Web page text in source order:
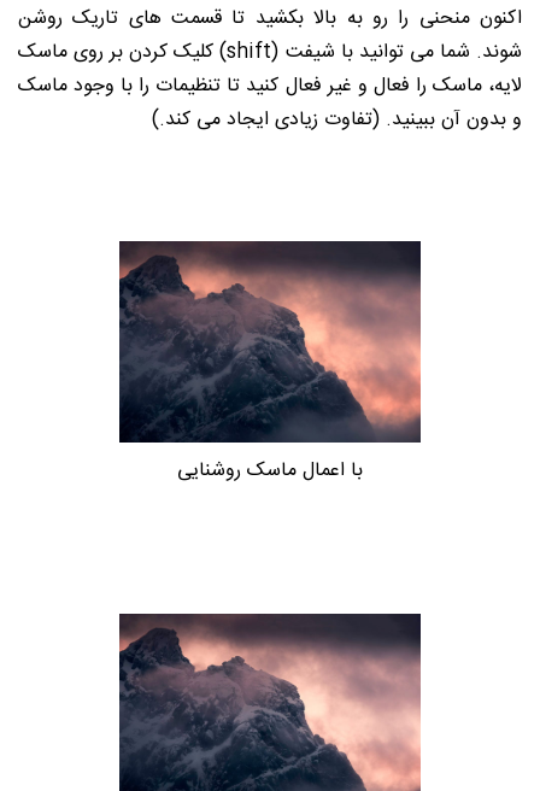
اکنون منحنی را رو به بالا بکشید تا قسمت های تاریک روشن
شوند. شما می توانید با شیفت (shift) کلیک کردن بر روی ماسک
لایه، ماسک را فعال و غیر فعال کنید تا تنظیمات را با وجود ماسک
و بدون آن ببینید. (تفاوت زیادی ایجاد می کند.)
با اعمال ماسک روشنایی